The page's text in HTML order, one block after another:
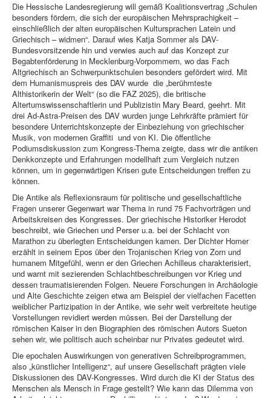
Die Hessische Landesregierung will gemäß Koalitionsvertrag „Schulen
besonders fördern, die sich der europäischen Mehrsprachigkeit –
einschließlich der alten europäischen Kultursprachen Latein und
Griechisch – widmen“. Darauf wies Katja Sommer als DAV-
Bundesvorsitzende hin und verwies auch auf das Konzept zur
Begabtenförderung in Mecklenburg-Vorpommern, wo das Fach
Altgriechisch an Schwerpunktschulen besonders gefördert wird. Mit
dem Humanismuspreis des DAV wurde die „berühmteste
Althistorikerin der Welt“ (so die FAZ 2025), die britische
Altertumswissenschaftlerin und Publizistin Mary Beard, geehrt. Mit
drei Ad-Astra-Preisen des DAV wurden junge Lehrkräfte prämiert für
besondere Unterrichtskonzepte der Einbeziehung von griechischer
Musik, von modernen Graffiti und von KI. Die öffentliche
Podiumsdiskussion zum Kongress-Thema zeigte, dass wir die antiken
Denkkonzepte und Erfahrungen modellhaft zum Vergleich nutzen
können, um in gegenwärtigen Krisen gute Entscheidungen treffen zu
können.
Die Antike als Reflexionsraum für politische und gesellschaftliche
Fragen unserer Gegenwart war Thema in rund 75 Fachvorträgen und
Arbeitskreisen des Kongresses. Der griechische Historiker Herodot
beschreibt, wie Griechen und Perser u.a. bei der Schlacht von
Marathon zu überlegten Entscheidungen kamen. Der Dichter Homer
erzählt in seinem Epos über den Trojanischen Krieg von Zorn und
humanem Mitgefühl, wenn er den Griechen Achilleus charakterisiert,
und warnt mit sezierenden Schlachtbeschreibungen vor Krieg und
dessen traumatisierenden Folgen. Neuere Forschungen in Archäologie
und Alte Geschichte zeigen etwa am Beispiel der vielfachen Facetten
weiblicher Partizipation in der Antike, wie sehr weit verbreitete heutige
Vorstellungen revidiert werden müssen. Bei der Darstellung der
römischen Kaiser in den Biographien des römischen Autors Sueton
sehen wir, wie politisch auch scheinbar nur Privates gedeutet wird.
Die epochalen Auswirkungen von generativen Schreibprogrammen,
also „künstlicher Intelligenz“, auf unsere Gesellschaft prägten viele
Diskussionen des DAV-Kongresses. Wird durch die KI der Status des
Menschen als Mensch in Frage gestellt? Wie kann das Dilemma von